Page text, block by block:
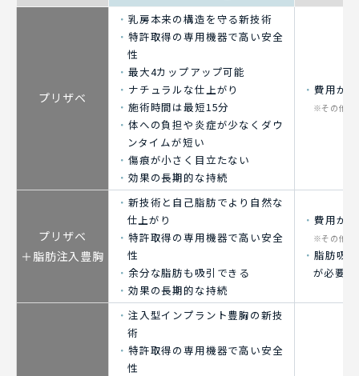
プリザベ
乳房本来の構造を守る新技術
特許取得の専用機器で高い安全
性
最大4カップアップ可能
ナチュラルな仕上がり
施術時間は最短15分
体への負担や炎症が少なくダウ
ンタイムが短い
傷痕が小さく目立たない
効果の長期的な持続
費用が
※その他の
プリザベ
＋脂肪注入豊胸
新技術と自己脂肪でより自然な
仕上がり
特許取得の専用機器で高い安全
性
余分な脂肪も吸引できる
効果の長期的な持続
費用が
※その他の
脂肪吸
が必要
注入型インプラント豊胸の新技
術
特許取得の専用機器で高い安全
性